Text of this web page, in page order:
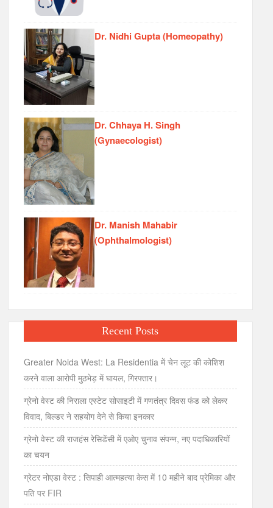
Dr. Nidhi Gupta (Homeopathy)
Dr. Chhaya H. Singh
(Gynaecologist)
Dr. Manish Mahabir
(Ophthalmologist)
Recent Posts
Greater Noida West: La Residentia में चेन लूट की कोशिश
करने वाला आरोपी मुठभेड़ में घायल, गिरफ्तार।
ग्रेनो वेस्ट की निराला एस्टेट सोसाइटी में गणतंत्र दिवस फंड को लेकर
विवाद, बिल्डर ने सहयोग देने से किया इनकार
ग्रेनो वेस्ट की राजहंस रेसिडेंसी में एओए चुनाव संपन्न, नए पदाधिकारियों
का चयन
ग्रेटर नोएडा वेस्ट : सिपाही आत्महत्या केस में 10 महीने बाद प्रेमिका और
पति पर FIR